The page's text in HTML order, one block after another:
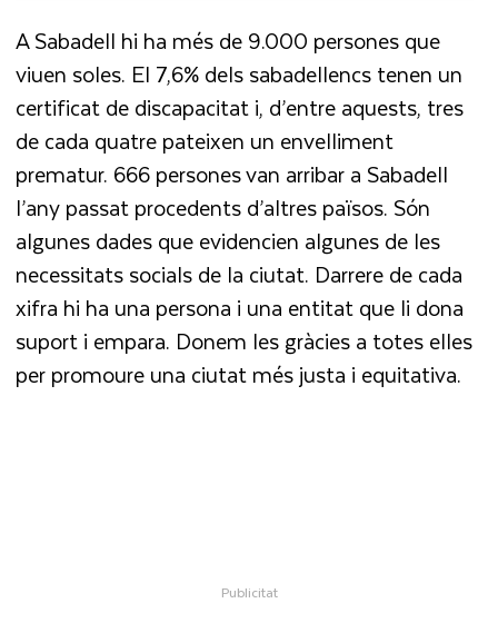
A Sabadell hi ha més de 9.000 persones que
viuen soles. El 7,6% dels sabadellencs tenen un
certificat de discapacitat i, d’entre aquests, tres
de cada quatre pateixen un envelliment
prematur. 666 persones van arribar a Sabadell
l’any passat procedents d’altres països. Són
algunes dades que evidencien algunes de les
necessitats socials de la ciutat. Darrere de cada
xifra hi ha una persona i una entitat que li dona
suport i empara. Donem les gràcies a totes elles
per promoure una ciutat més justa i equitativa.